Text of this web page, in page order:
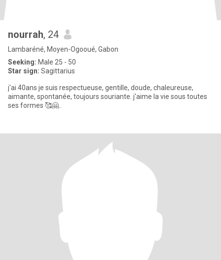
nourrah, 24
Lambaréné, Moyen-Ogooué, Gabon
Seeking: Male 25 - 50
Star sign: Sagittarius
j'ai 40ans je suis respectueuse, gentille, doude, chaleureuse,
aimante, spontanée, toujours souriante. j'aime la vie sous toutes
ses formes 🥰🤗..